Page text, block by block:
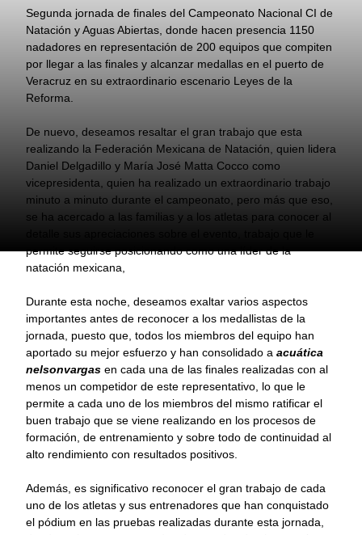
Segunda jornada de finales del Campeonato Nacional CI de
Natación y Aguas Abiertas, donde hacen presencia 1150
nadadores en representación de 200 equipos que compiten
por llegar a las finales y alcanzar medallas en el puerto de
Veracruz en su extraordinario escenario Leyes de la
Reforma.
De nuevo, deseamos resaltar el gran trabajo que esta
realizando la Federación Mexicana de Natación, quien lidera
Daniel Delgadillo y María José Matta Cocco como
vicepresidenta, quien ha realizado un extraordinario trabajo
minuto a minuto durante el campeonato, pero más que eso,
se ha acercado a las familias y a los atletas para conocer al
permite seguirse posicionando como una líder de la
natación mexicana,
Durante esta noche, deseamos exaltar varios aspectos
importantes antes de reconocer a los medallistas de la
jornada, puesto que, todos los miembros del equipo han
aportado su mejor esfuerzo y han consolidado a acuática
nelsonvargas en cada una de las finales realizadas con al
menos un competidor de este representativo, lo que le
permite a cada uno de los miembros del mismo ratificar el
buen trabajo que se viene realizando en los procesos de
formación, de entrenamiento y sobre todo de continuidad al
alto rendimiento con resultados positivos.
Además, es significativo reconocer el gran trabajo de cada
uno de los atletas y sus entrenadores que han conquistado
el pódium en las pruebas realizadas durante esta jornada,